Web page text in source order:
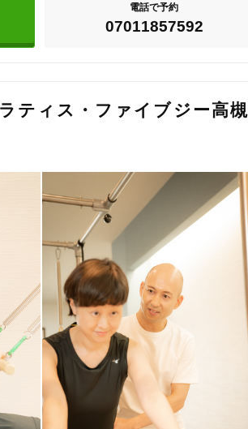
電話で予約
07011857592
ァイブジー高槻